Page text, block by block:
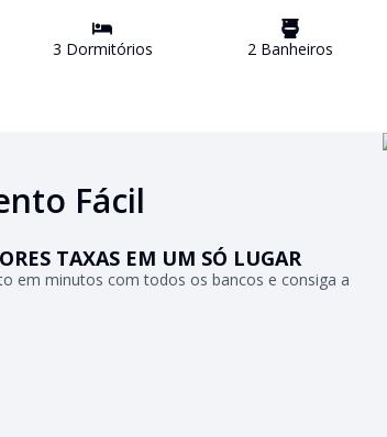
3 Dormitórios 2 Banheiros
Fácil
TAXAS EM UM SÓ LUGAR
em minutos com todos os bancos e consiga a